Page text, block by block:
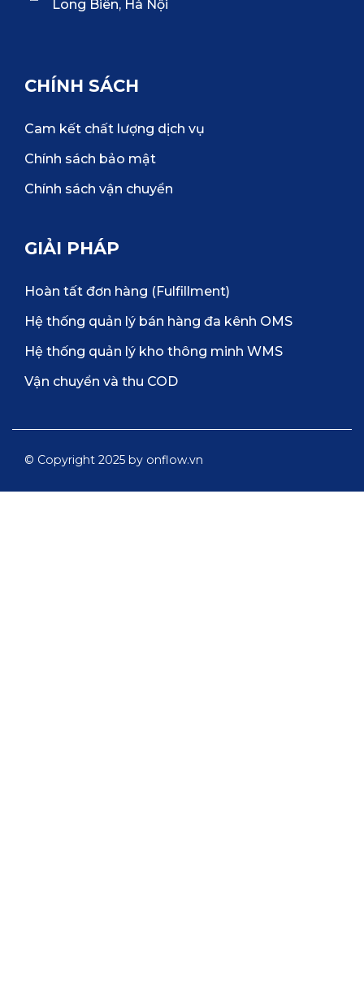
Long Biên, Hà Nội
CHÍNH SÁCH
Cam kết chất lượng dịch vụ
Chính sách bảo mật
Chính sách vận chuyển
GIẢI PHÁP
Hoàn tất đơn hàng (Fulfillment)
Hệ thống quản lý bán hàng đa kênh OMS
Hệ thống quản lý kho thông minh WMS
Vận chuyển và thu COD
© Copyright 2025 by onflow.vn